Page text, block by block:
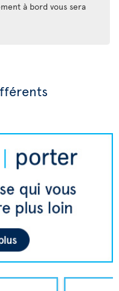
à bord vous sera